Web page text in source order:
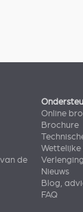
de
Online
Brochure
Nieuws
Blog,
FAQ